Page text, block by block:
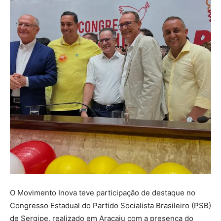
O Movimento Inova teve participação de destaque no
Congresso Estadual do Partido Socialista Brasileiro (PSB)
de Sergipe, realizado em Aracaju com a presença do